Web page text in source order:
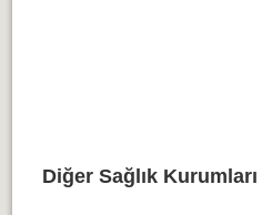
Diğer Sağlık Kurumları